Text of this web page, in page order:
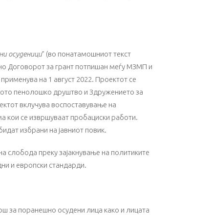
осуденици” (во понатамошниот текст
Договорот за грант потпишан меѓу МЗМП и
на 1 август 2022. Проектот се
пенолошко друштво и Здружението за
вклучува воспоставување на
кои се извршуваат пробациски работи.
избрани на јавниот повик.
преку зајакнување на политиките
и европски стандарди.
за поранешно осудени лица како и лицaта